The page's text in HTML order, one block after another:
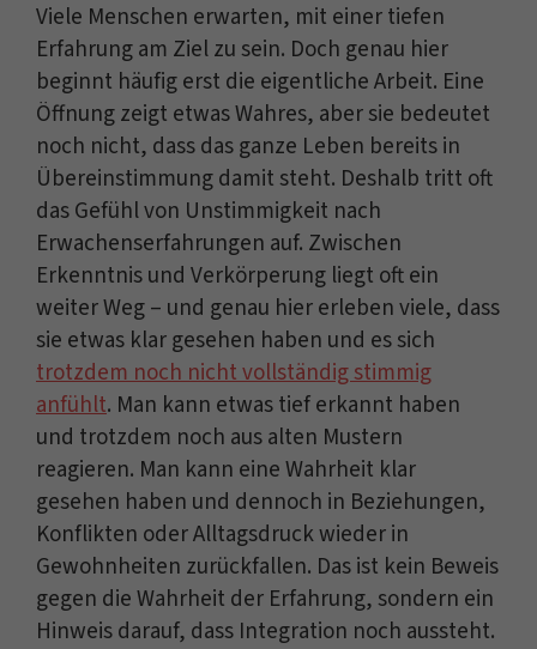
Viele Menschen erwarten, mit einer tiefen
Erfahrung am Ziel zu sein. Doch genau hier
beginnt häufig erst die eigentliche Arbeit. Eine
Öffnung zeigt etwas Wahres, aber sie bedeutet
noch nicht, dass das ganze Leben bereits in
Übereinstimmung damit steht. Deshalb tritt oft
das Gefühl von Unstimmigkeit nach
Erwachenserfahrungen auf. Zwischen
Erkenntnis und Verkörperung liegt oft ein
weiter Weg – und genau hier erleben viele, dass
sie etwas klar gesehen haben und es sich
trotzdem noch nicht vollständig stimmig
anfühlt. Man kann etwas tief erkannt haben
und trotzdem noch aus alten Mustern
reagieren. Man kann eine Wahrheit klar
gesehen haben und dennoch in Beziehungen,
Konflikten oder Alltagsdruck wieder in
Gewohnheiten zurückfallen. Das ist kein Beweis
gegen die Wahrheit der Erfahrung, sondern ein
Hinweis darauf, dass Integration noch aussteht.